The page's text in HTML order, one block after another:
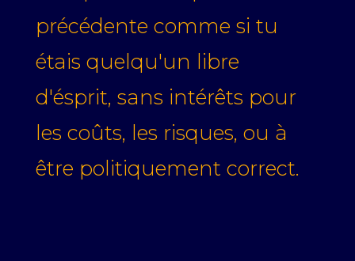
précédente comme si tu
étais quelqu'un libre
d'ésprit, sans intérêts pour
les coûts, les risques, ou à
être politiquement correct.